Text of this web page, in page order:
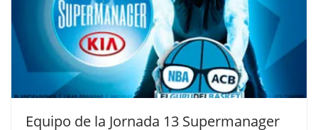
Equipo de la Jornada 13 Supermanager